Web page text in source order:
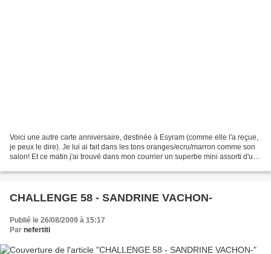
Voici une autre carte anniversaire, destinée à Esyram (comme elle l'a reçue,
je peux le dire). Je lui ai fait dans les tons oranges/ecru/marron comme son
salon! Et ce matin j'ai trouvé dans mon courrier un superbe mini assorti d'une
CHALLENGE 58 - SANDRINE VACHON-
Publié le 26/08/2009 à 15:17
Par nefertiti